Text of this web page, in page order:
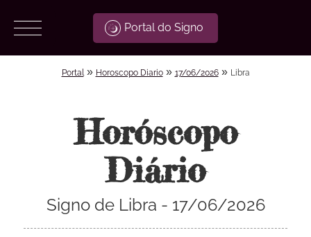
Portal do Signo
Portal » Horoscopo Diario» 17/06/2026» Libra
Horóscopo
Diário
Signo de Libra - 17/06/2026